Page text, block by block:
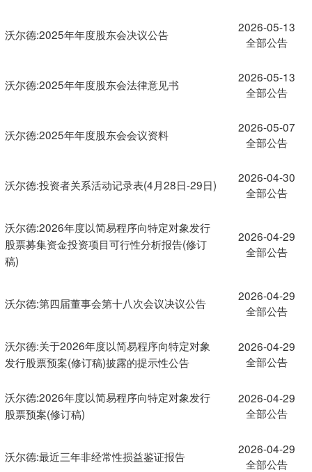
沃尔德:2025年年度股东会决议公告
2026-05-13
全部公告
沃尔德:2025年年度股东会法律意见书
2026-05-13
全部公告
沃尔德:2025年年度股东会会议资料
2026-05-07
全部公告
沃尔德:投资者关系活动记录表(4月28日-29日)
2026-04-30
全部公告
沃尔德:2026年度以简易程序向特定对象发行
股票募集资金投资项目可行性分析报告(修订
稿)
2026-04-29
全部公告
沃尔德:第四届董事会第十八次会议决议公告
2026-04-29
全部公告
沃尔德:关于2026年度以简易程序向特定对象
发行股票预案(修订稿)披露的提示性公告
2026-04-29
全部公告
沃尔德:2026年度以简易程序向特定对象发行
股票预案(修订稿)
2026-04-29
全部公告
沃尔德:最近三年非经常性损益鉴证报告
2026-04-29
全部公告